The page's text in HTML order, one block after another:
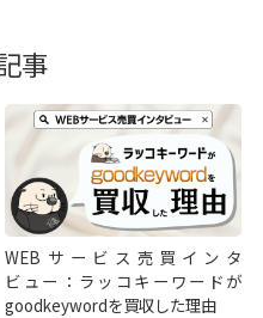
事
WEBサービス売買インタ
ビュー：ラッコキーワードが
goodkeywordを買収した理由